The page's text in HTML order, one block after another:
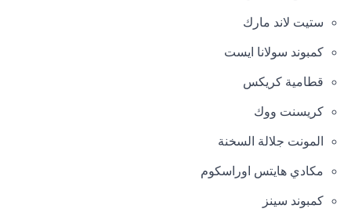
ستيت لاند مارك
كمبوند سولانا ايست
قطامية كريكس
كريسنت ووك
المونت جلالة السخنة
مكادي هايتس اوراسكوم
كمبوند سينز